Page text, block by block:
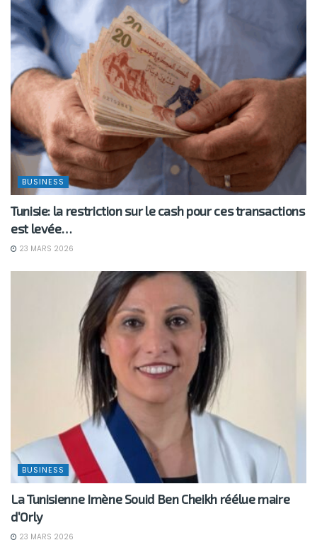
BUSINESS
Tunisie: la restriction sur le cash pour ces transactions
est levée…
23 MARS 2026
BUSINESS
La Tunisienne Imène Souid Ben Cheikh réélue maire
d’Orly
23 MARS 2026